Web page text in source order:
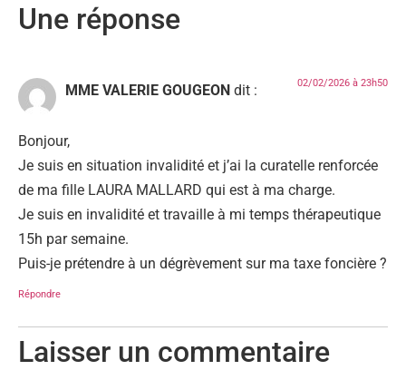
Une réponse
MME VALERIE GOUGEON dit : 02/02/2026 à 23h50
Bonjour,
Je suis en situation invalidité et j’ai la curatelle renforcée
de ma fille LAURA MALLARD qui est à ma charge.
Je suis en invalidité et travaille à mi temps thérapeutique
15h par semaine.
Puis-je prétendre à un dégrèvement sur ma taxe foncière ?
Répondre
Laisser un commentaire